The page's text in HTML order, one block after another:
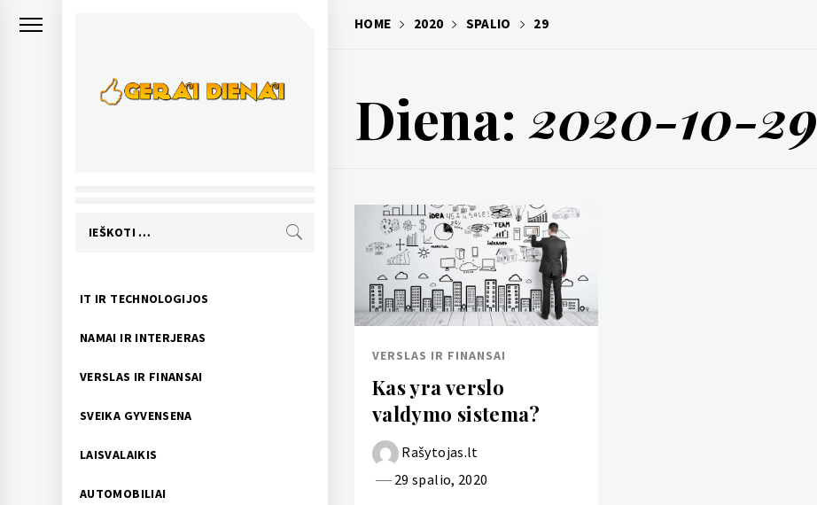
Ieškoti:
Primary
IT IR TECHNOLOGIJOS
NAMAI IR INTERJERAS
VERSLAS IR FINANSAI
SVEIKA GYVENSENA
LAISVALAIKIS
AUTOMOBILIAI
HOME 2020 SPALIO 29
Diena:2020-10-29
VERSLAS IR FINANSAI
Kas yra verslo
valdymo sistema?
Rašytojas.lt
29 spalio, 2020